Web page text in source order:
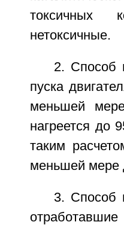
токсичных
нетоксичные.
2. Способ
пуска
меньшей
нагреется до
таким
меньшей мере
3. Способ
отработавшие